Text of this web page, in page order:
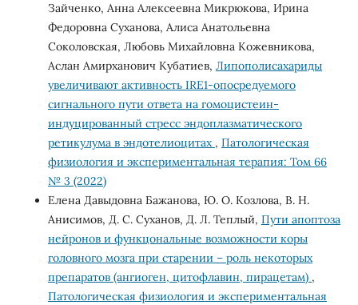
Зайченко, Анна Алексеевна Микрюкова, Ирина
Федоровна Суханова, Алиса Анатольевна
Соколовская, Любовь Михайловна Кожевникова,
Аслан Амирханович Кубатиев, Липополисахариды
увеличивают активность IRE1-опосредуемого
сигнального пути ответа на гомоцистеин-
индуцированный стресс эндоплазматического
ретикулума в эндотелиоцитах , Патологическая
физиология и экспериментальная терапия: Том 66
№ 3 (2022)
Елена Давыдовна Бажанова, Ю. О. Козлова, В. Н.
Анисимов, Д. С. Суханов, Д. Л. Теплый, Пути апоптоза
нейронов и функцональные возможности коры
головного мозга при старении – роль некоторых
препаратов (ангиоген, цитофлавин, пирацетам) ,
Патологическая физиология и экспериментальная